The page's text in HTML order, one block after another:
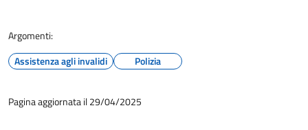
Argomenti:
Assistenza agli invalidi
Polizia
Pagina aggiornata il 29/04/2025